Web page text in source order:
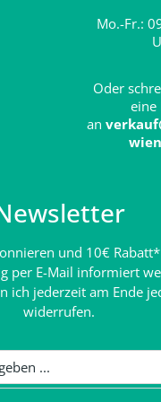
Mo.-Fr.:
Oder
eine
an
und 10€
per E-Mail informiert
ich jederzeit am Ende
widerrufen.